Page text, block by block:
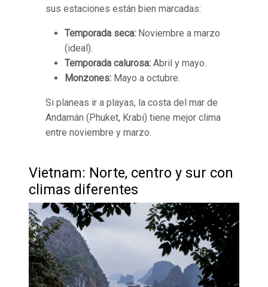
sus estaciones están bien marcadas:
Temporada seca: Noviembre a marzo
(ideal).
Temporada calurosa: Abril y mayo.
Monzones: Mayo a octubre.
Si planeas ir a playas, la costa del mar de
Andamán (Phuket, Krabi) tiene mejor clima
entre noviembre y marzo.
Vietnam: Norte, centro y sur con
climas diferentes